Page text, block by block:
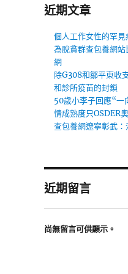
近期文章
個人工作女性的罕
為脫貧群查包養網
網
除G308和鄒平東收
和診所疫苗的封鎖
50歲小李子回應“一
情成熟度只OSDER
查包養網遼寧彰武
近期留言
尚無留言可供顯示。